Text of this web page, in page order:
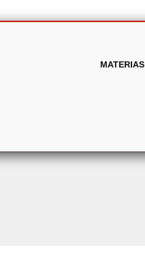
MATERIAS